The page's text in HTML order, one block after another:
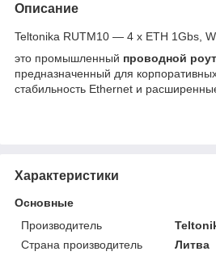
Описание
Teltonika RUTM10 — 4 x ETH 1Gbs,
это промышленный проводной
предназначенный для
стабильность Ethernet и
Характеристики
Основные
Производитель
Страна производитель
Литва